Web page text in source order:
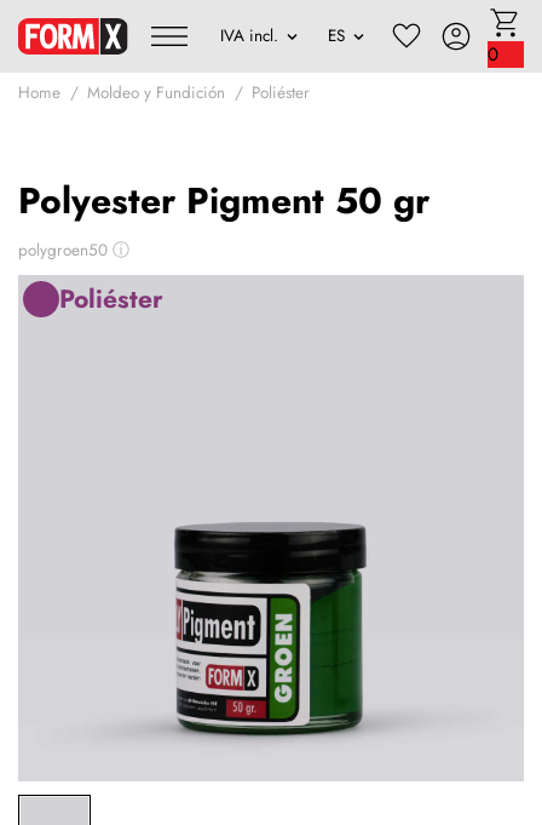
0
Home Moldeo y Fundición Poliéster
Polyester Pigment 50 gr
polygroen50 ⓘ
Poliéster